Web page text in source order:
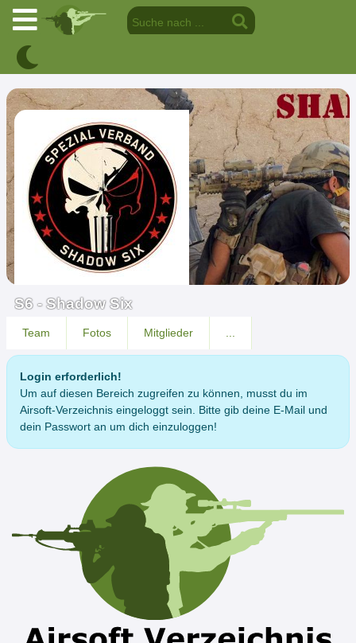
S6 - Shadow Six
Team Fotos Mitglieder
Login erforderlich!
Um auf diesen Bereich zugreifen zu können, musst du im
Airsoft-Verzeichnis eingeloggt sein. Bitte gib deine E-Mail und
dein Passwort an um dich einzuloggen!